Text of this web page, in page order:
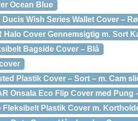
Ocean Blue
Wish Series Wallet Cover –
Halo Cover Gennemsigtig m. Sort
Bagside Cover – Blå
Plastik Cover – Sort – m. Cam
Onsala Eco Flip Cover med Pung
Fleksibelt Plastik Cover m.